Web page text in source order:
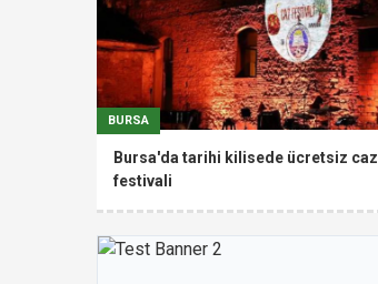
BURSA
Bursa'da tarihi kilisede ücretsiz caz
festivali